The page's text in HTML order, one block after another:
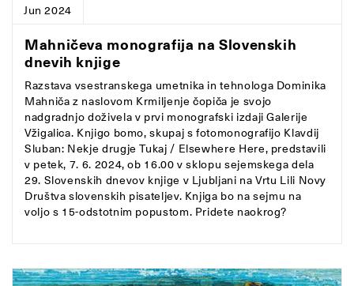
Jun 2024
Mahničeva monografija na Slovenskih
dnevih knjige
Razstava vsestranskega umetnika in tehnologa Dominika
Mahniča z naslovom Krmiljenje čopiča je svojo
nadgradnjo doživela v prvi monografski izdaji Galerije
Vžigalica. Knjigo bomo, skupaj s fotomonografijo Klavdij
Sluban: Nekje drugje Tukaj / Elsewhere Here, predstavili
v petek, 7. 6. 2024, ob 16.00 v sklopu sejemskega dela
29. Slovenskih dnevov knjige v Ljubljani na Vrtu Lili Novy
Društva slovenskih pisateljev. Knjiga bo na sejmu na
voljo s 15-odstotnim popustom. Pridete naokrog?